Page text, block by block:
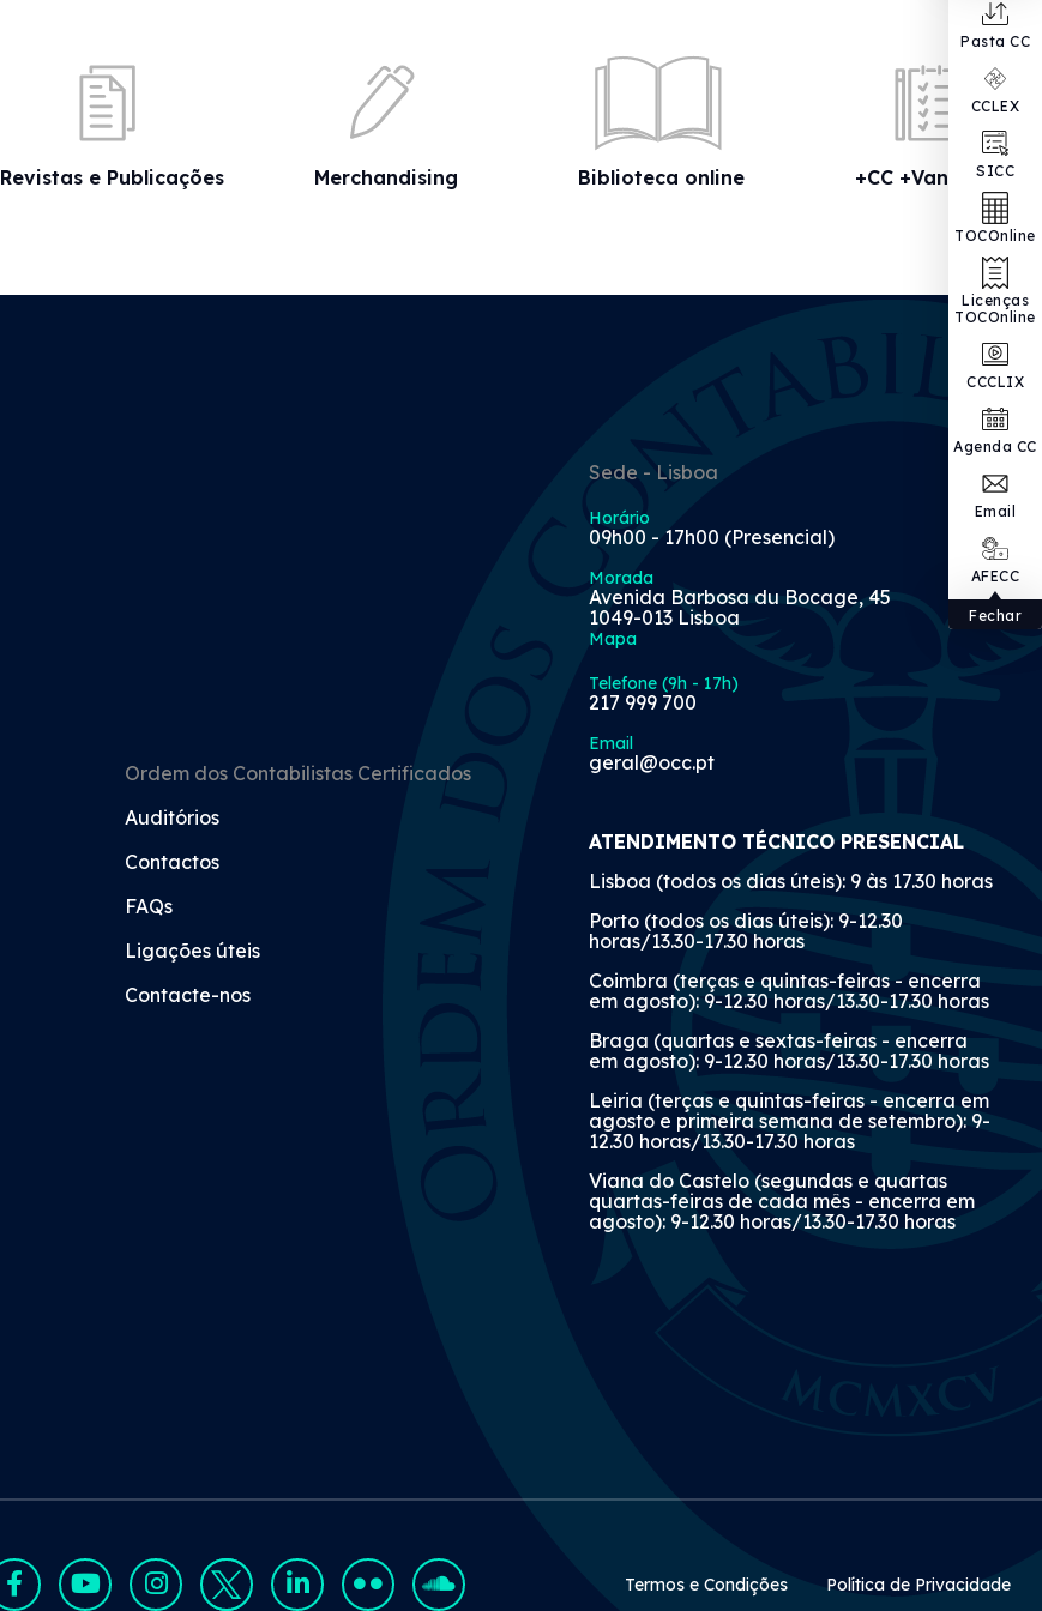
Pasta CC
CCLEX
SICC
TOCOnline
Licenças
TOCOnline
CCCLIX
Agenda CC
Email
AFECC
Fechar
Revistas e Publicações Merchandising Biblioteca online +CC +Vantagens
Ordem dos Contabilistas Certificados
Auditórios
Contactos
FAQs
Ligações úteis
Contacte-nos
Sede - Lisboa
Horário
09h00 - 17h00 (Presencial)
Morada
Avenida Barbosa du Bocage, 45
1049-013 Lisboa
Mapa
Telefone (9h - 17h)
217 999 700
Email
geral@occ.pt
ATENDIMENTO TÉCNICO PRESENCIAL
Lisboa (todos os dias úteis): 9 às 17.30 horas
Porto (todos os dias úteis): 9-12.30
horas/13.30-17.30 horas
Coimbra (terças e quintas-feiras - encerra
em agosto): 9-12.30 horas/13.30-17.30 horas
Braga (quartas e sextas-feiras - encerra
em agosto): 9-12.30 horas/13.30-17.30 horas
Leiria (terças e quintas-feiras - encerra em
agosto e primeira semana de setembro): 9-
12.30 horas/13.30-17.30 horas
Viana do Castelo (segundas e quartas
quartas-feiras de cada mês - encerra em
agosto): 9-12.30 horas/13.30-17.30 horas
Rodapé Secundário
Termos e Condições Política de Privacidade